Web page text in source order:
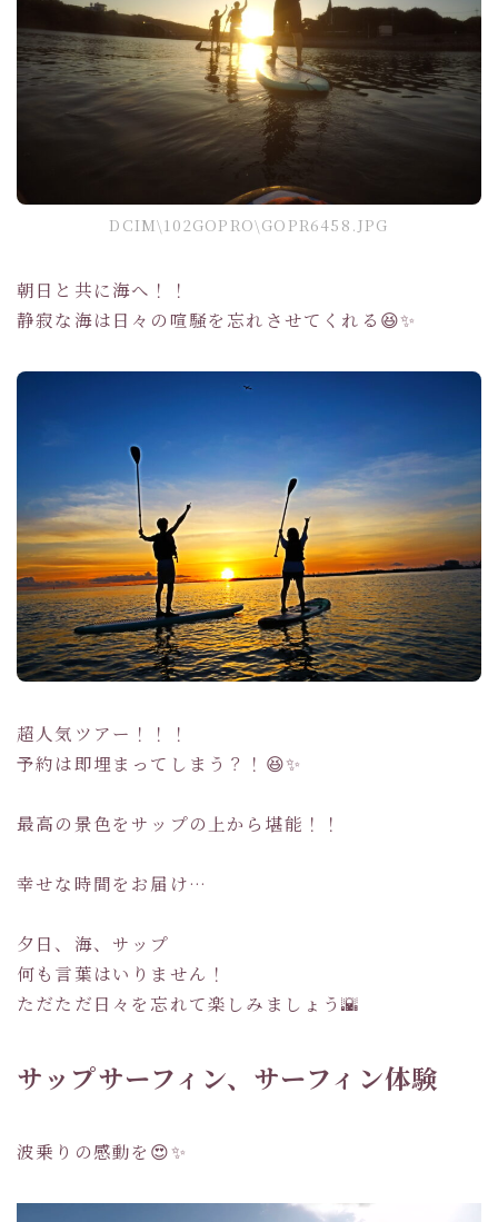
DCIM\102GOPRO\GOPR6458.JPG
朝日と共に海へ！！
静寂な海は日々の喧騒を忘れさせてくれる😆✨
超人気ツアー！！！
予約は即埋まってしまう？！😆✨
最高の景色をサップの上から堪能！！
幸せな時間をお届け…
夕日、海、サップ
何も言葉はいりません！
ただただ日々を忘れて楽しみましょう🌇
サップサーフィン、サーフィン体験
波乗りの感動を😍✨